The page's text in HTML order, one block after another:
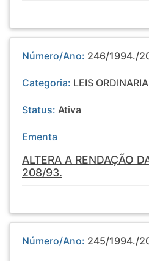
Número/Ano: 246/1994./
Categoria: LEIS
Status: Ativa
Ementa
ALTERA A RENDAÇÃO
208/93.
Número/Ano: 245/1994./